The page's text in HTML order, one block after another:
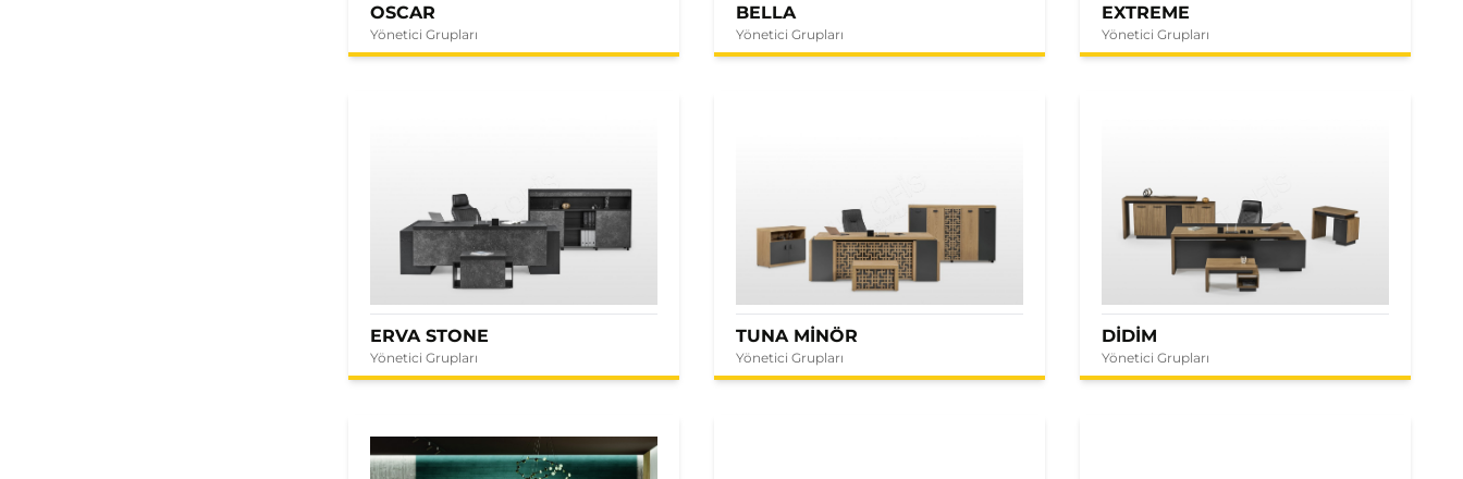
OSCAR
Yönetici Grupları
BELLA
Yönetici Grupları
EXTREME
Yönetici Grupları
ERVA STONE
Yönetici Grupları
TUNA MİNÖR
Yönetici Grupları
DİDİM
Yönetici Grupları